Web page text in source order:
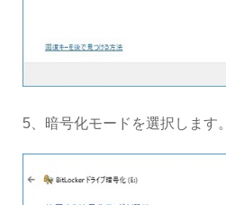
5、暗号化モードを選択します。